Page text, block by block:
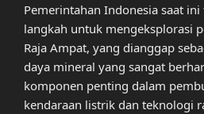
Pemerintahan Indonesia saat
langkah untuk mengeksplorasi
Raja Ampat, yang dianggap
daya mineral yang sangat
komponen penting dalam
kendaraan listrik dan teknologi